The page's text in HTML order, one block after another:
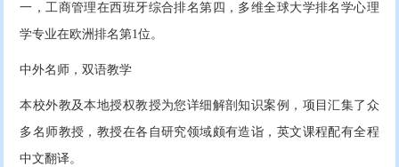
一，工商管理在西班牙综合排名第四，多维全球大学排名学心理
学专业在欧洲排名第1位。
中外名师，双语教学
本校外教及本地授权教授为您详细解剖知识案例，项目汇集了众
多名师教授，教授在各自研究领域颇有造诣，英文课程配有全程
中文翻译。